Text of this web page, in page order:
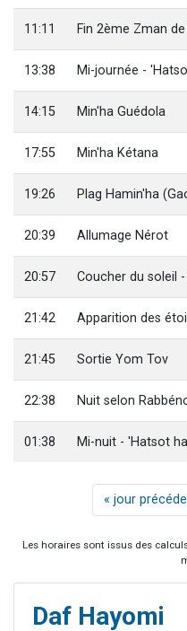
11:11 Fin 2ème Zman
13:38 Mi-journée -
14:15 Min'ha Guédola
17:55 Min'ha Kétana
19:26 Plag Hamin'ha
20:39 Allumage Nérot
20:57 Coucher du soleil
21:42 Apparition des
21:45 Sortie Yom Tov
22:38 Nuit selon
01:38 Mi-nuit - 'Hatsot
« jour
Les horaires sont issus des
Daf Hayomi